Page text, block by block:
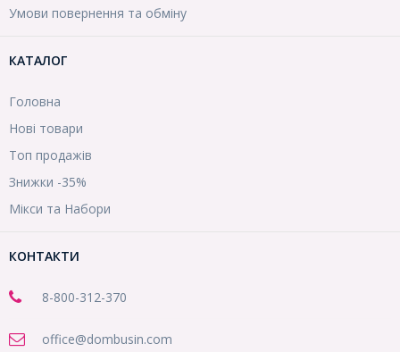
Умови повернення та обміну
КАТАЛОГ
Головна
Нові товари
Топ продажів
Знижки -35%
Мікси та Набори
КОНТАКТИ
8-800-312-370
office@dombusin.com